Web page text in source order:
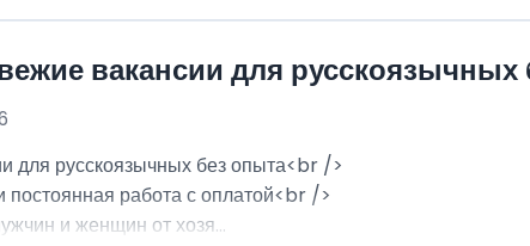
вакансии для русскоязычных
для русскоязычных без опыта<br />
постоянная работа с оплатой<br />
и женщин от хозя...